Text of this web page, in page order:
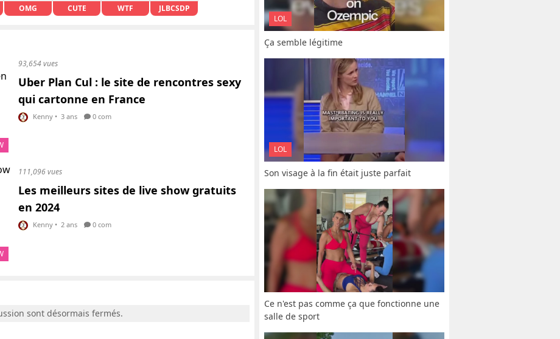
OMG CUTE WTF JLBCSDP
93,654 vues
Uber Plan Cul : le site de rencontres sexy
qui cartonne en France
Kenny • 3 ans 0 com
111,096 vues
Les meilleurs sites de live show gratuits
en 2024
Kenny • 2 ans 0 com
sont désormais fermés.
LOL
Ça semble légitime
LOL
Son visage à la fin était juste parfait
Ce n'est pas comme ça que fonctionne une
salle de sport